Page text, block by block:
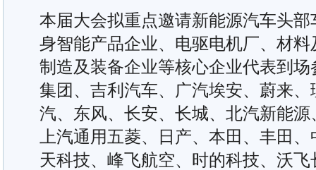
本届大会拟重点邀请新能源汽车头
身智能产品企业、电驱电机厂、材
制造及装备企业等核心企业代表到
集团、吉利汽车、广汽埃安、蔚来
汽、东风、长安、长城、北汽新能
上汽通用五菱、日产、本田、丰田
天科技、峰飞航空、时的科技、沃